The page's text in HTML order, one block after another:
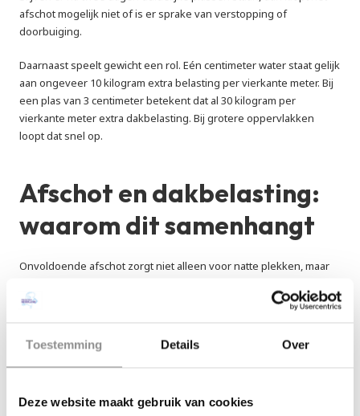
Toestemming Details Over
Deze website maakt gebruik van cookies
afschot mogelijk niet of is er sprake van verstopping of
doorbuiging.
Daarnaast speelt gewicht een rol. Eén centimeter water staat gelijk
aan ongeveer 10 kilogram extra belasting per vierkante meter. Bij
een plas van 3 centimeter betekent dat al 30 kilogram per
vierkante meter extra dakbelasting. Bij grotere oppervlakken
loopt dat snel op.
Afschot en dakbelasting:
waarom dit samenhangt
Onvoldoende afschot zorgt niet alleen voor natte plekken, maar
water blijft staan, hoe groter de kans dat een lichte doorbuiging
regenbuien nog meer water staan. Dit wordt ook wel een zichzelf
versterkend effect genoemd.
waterafvoer, maar ook voor de levensduur van de dakconstructie.